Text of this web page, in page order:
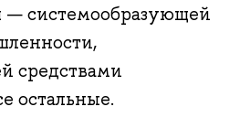
— системообразующей
средствами
остальные.